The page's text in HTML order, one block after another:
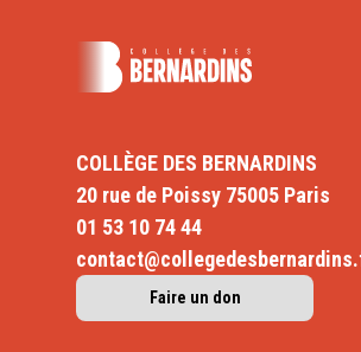
COLLÈGE DES BERNARDINS
20 rue de Poissy 75005 Paris
01 53 10 74 44
Faire un don